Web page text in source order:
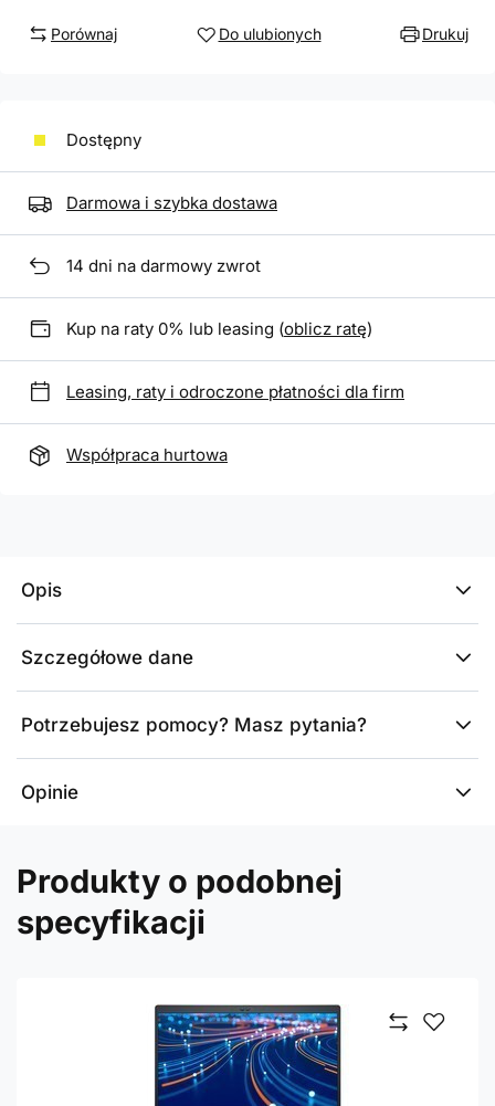
Porównaj Do ulubionych Drukuj
Dostępny
Darmowa i szybka dostawa
14 dni na darmowy zwrot
Kup na raty 0% lub leasing (oblicz ratę)
Leasing, raty i odroczone płatności dla firm
Współpraca hurtowa
Opis
Szczegółowe dane
Potrzebujesz pomocy? Masz pytania?
Opinie
Produkty o podobnej
specyfikacji